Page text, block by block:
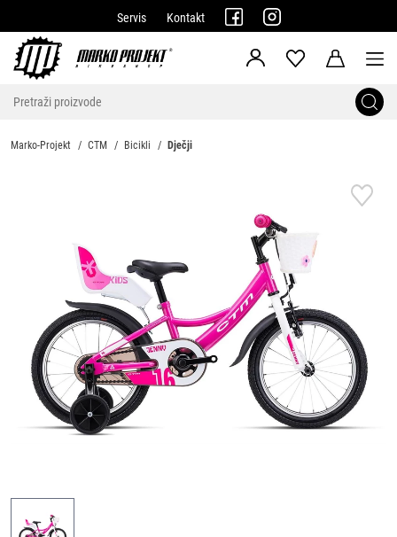
Servis Kontakt
Marko-Projekt CTM Bicikli Dječji